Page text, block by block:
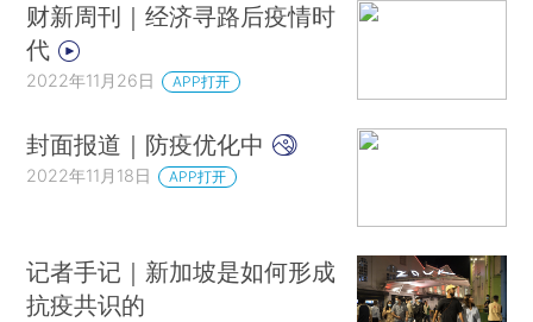
财新周刊｜经济寻路后疫情时
代
2022年11月26日 APP打开
封面报道｜防疫优化中
2022年11月18日 APP打开
记者手记｜新加坡是如何形成
抗疫共识的